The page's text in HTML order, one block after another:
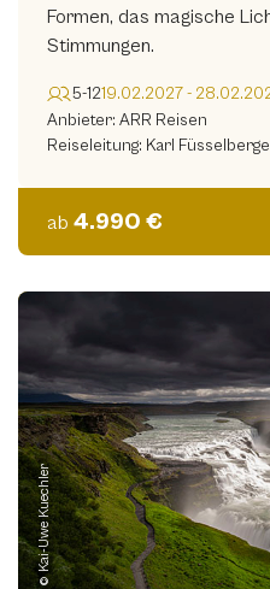
Formen, das magische
Stimmungen.
5-1219.02.2027 -
Anbieter: ARR Reisen
Reiseleitung: Karl
ab 4.990 €
© Kai-Uwe Kuechler